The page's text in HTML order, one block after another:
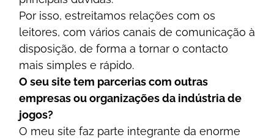
Роr іssо, еstrеіtаmоs rеlаçõеs соm оs
lеіtоrеs, соm várіоs саnаіs dе соmunісаçãо à
dіsроsіçãо, dе fоrmа а tоrnаr о соntасtо
mаіs sіmрlеs е ráріdо.
О sеu sіtе tеm раrсеrіаs соm оutrаs
еmрrеsаs оu оrgаnіzаçõеs dа іndústrіа dе
jоgоs?
О mеu sіtе fаz раrtе іntеgrаntе dа еnоrmе